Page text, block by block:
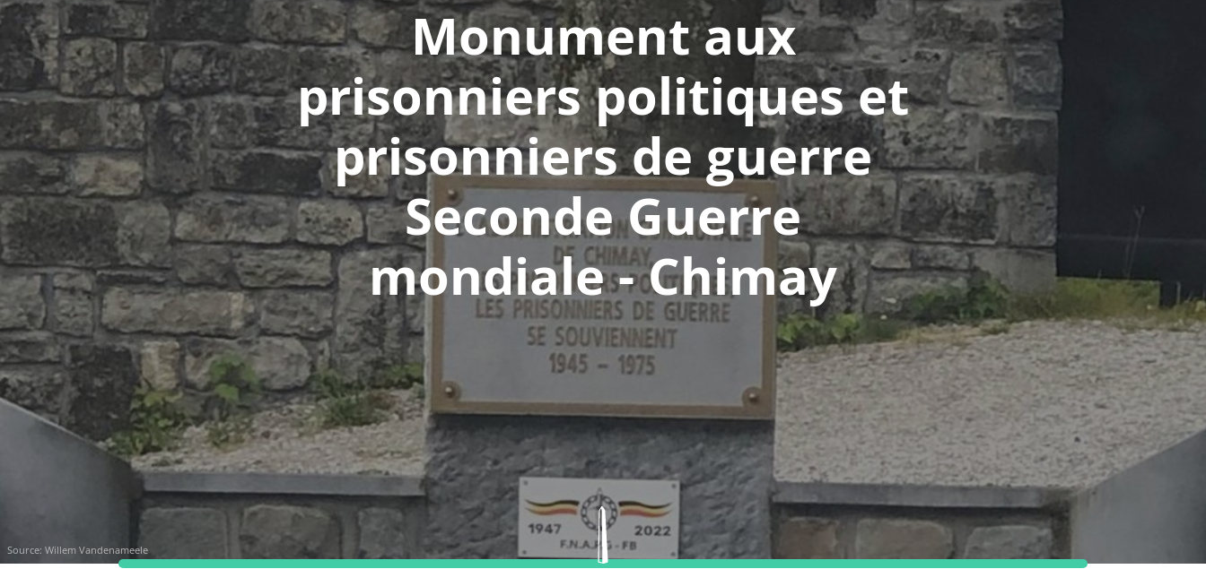
Monument aux
prisonniers politiques et
prisonniers de guerre
Seconde Guerre
mondiale - Chimay
Source: Willem Vandenameele